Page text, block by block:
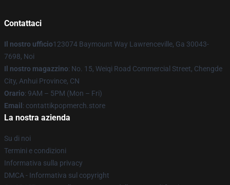
Contattaci
Il nostro ufficio123074 Baymount Way Lawrenceville, Ga 30043-
7698, Noi
Il nostro magazzino: No. 15, Weiqi Road Commercial Street, Chengde
City, Anhui Province, CN
Orario: 9AM – 5PM (Mon – Fri)
Email : contattikpopmerch.store
La nostra azienda
Su di noi
Termini e condizioni
Informativa sulla privacy
DMCA - Informativa sul copyright